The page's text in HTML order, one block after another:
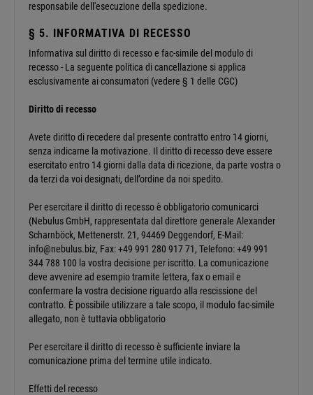
responsabile dell'esecuzione della spedizione.
§ 5. INFORMATIVA DI RECESSO
Informativa sul diritto di recesso e fac-simile del modulo di
recesso - La seguente politica di cancellazione si applica
esclusivamente ai consumatori (vedere § 1 delle CGC)
Diritto di recesso
Avete diritto di recedere dal presente contratto entro 14 giorni,
senza indicarne la motivazione. Il diritto di recesso deve essere
esercitato entro 14 giorni dalla data di ricezione, da parte vostra o
da terzi da voi designati, dell’ordine da noi spedito.
Per esercitare il diritto di recesso è obbligatorio comunicarci
(Nebulus GmbH, rappresentata dal direttore generale Alexander
Scharnböck, Mettenerstr. 21, 94469 Deggendorf, E-Mail:
info@nebulus.biz, Fax: +49 991 280 917 71, Telefono: +49 991
344 788 100 la vostra decisione per iscritto. La comunicazione
deve avvenire ad esempio tramite lettera, fax o email e
confermare la vostra decisione riguardo alla rescissione del
contratto. È possibile utilizzare a tale scopo, il modulo fac-simile
allegato, non è tuttavia obbligatorio
Per esercitare il diritto di recesso è sufficiente inviare la
comunicazione prima del termine utile indicato.
Effetti del recesso